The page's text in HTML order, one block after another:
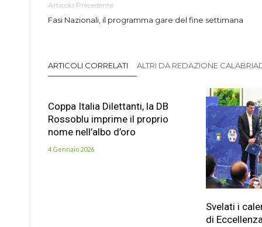
Articolo Precedente
Fasi Nazionali, il programma gare del fine settimana
ARTICOLI CORRELATI ALTRI DA REDAZIONE
Coppa Italia Dilettanti, la DB
Rossoblu imprime il proprio
nome nell’albo d’oro
4 Gennaio 2026
Svelati i
di